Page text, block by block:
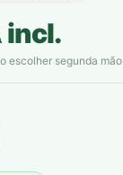
incl.
escolher segunda mão